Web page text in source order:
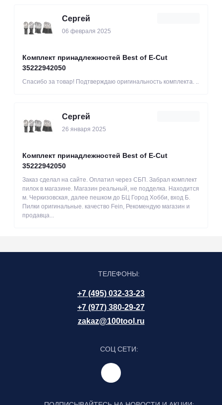
Сергей
06 февраля 2025
Комплект принадлежностей Best of E-Cut
35222942050
Спасибо за товар! Подтверждаю оригинальность комплекта. ..
Сергей
26 января 2025
Комплект принадлежностей Best of E-Cut
35222942050
Заказ сделал на сайте. Оплатил через СБП. Забрал комплект
пилок в магазине. Магазин реальный, не подделка. Находится
м. Черкизовская, далее пешком до БЦ Город Хобби, вход Б.
Пилки оригинальные. качество Fein, Рекомендую магазин и
продавца...
ТЕЛЕФОНЫ:
+7 (495) 032-33-23
+7 (977) 380-29-27
zakaz@100tool.ru
СОЦ СЕТИ: